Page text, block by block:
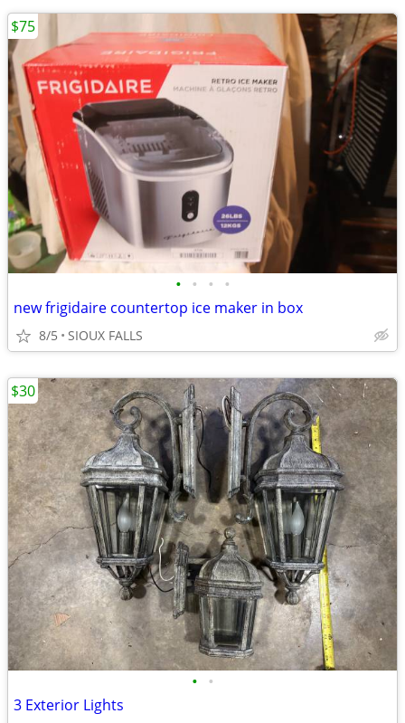
• • • •
new frigidaire countertop ice maker in box
8/5 SIOUX FALLS
$75
• •
3 Exterior Lights
$30